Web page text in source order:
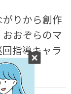
りから創作
おぞらのマ
指導キャラ